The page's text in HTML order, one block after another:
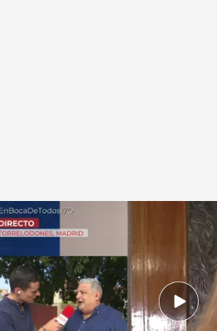
José Luis, propietario del piso okupado
Miguel Barroso
17 OCT 2025 - 12:10h.
José Luis asegura que